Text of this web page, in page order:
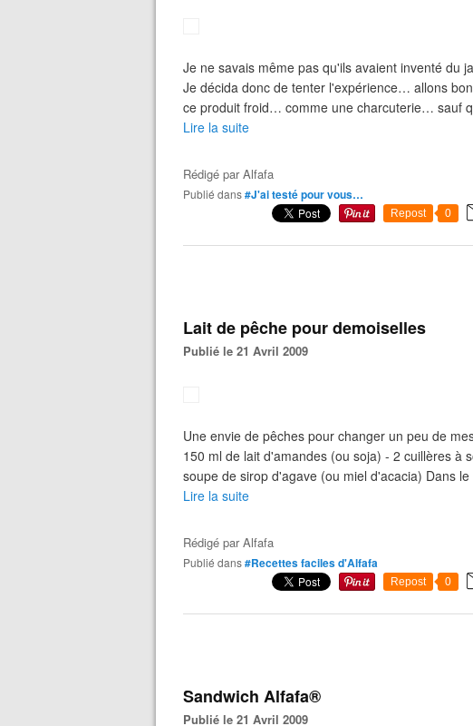
Je ne savais même pas qu'ils avaient inventé du
Je décida donc de tenter l'expérience… allons
ce produit froid… comme une charcuterie… sauf
Lire la suite
Rédigé parAlfafa
Publié dans#J'ai testé pour vous…
Repost 0
Lait de pêche pour demoiselles
Publié le 21 Avril 2009
Une envie de pêches pour changer un peu de
150 ml de lait d'amandes (ou soja) - 2 cuillères à
soupe de sirop d'agave (ou miel d'acacia) Dans
Lire la suite
Rédigé parAlfafa
Publié dans#Recettes faciles d'Alfafa
Repost 0
Sandwich Alfafa®
Publié le 21 Avril 2009